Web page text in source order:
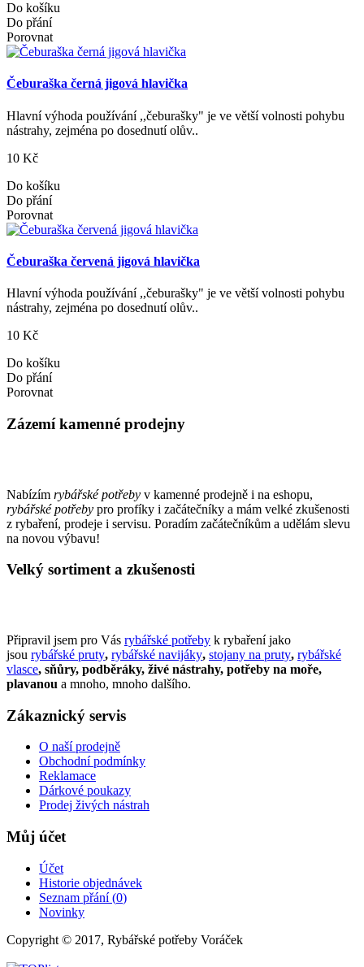
Do košíku
Do přání
Porovnat
Čeburaška černá jigová hlavička
Hlavní výhoda používání ,,čeburašky" je ve větší volnosti pohybu
nástrahy, zejména po dosednutí olův..
10 Kč
Do košíku
Do přání
Porovnat
Čeburaška červená jigová hlavička
Hlavní výhoda používání ,,čeburašky" je ve větší volnosti pohybu
nástrahy, zejména po dosednutí olův..
10 Kč
Do košíku
Do přání
Porovnat
Zázemí kamenné prodejny
Nabízím rybářské potřeby v kamenné prodejně i na eshopu,
rybářské potřeby pro profíky i začátečníky a mám velké zkušenosti
z rybaření, prodeje i servisu. Poradím začátečníkům a udělám slevu
na novou výbavu!
Velký sortiment a zkušenosti
Připravil jsem pro Vás rybářské potřeby k rybaření jako
jsou rybářské pruty, rybářské navijáky, stojany na pruty, rybářské
vlasce, sňůry, podběráky, živé nástrahy, potřeby na moře,
plavanou a mnoho, mnoho dalšího.
Zákaznický servis
O naší prodejně
Obchodní podmínky
Reklamace
Dárkové poukazy
Prodej živých nástrah
Můj účet
Účet
Historie objednávek
Seznam přání (0)
Novinky
Copyright © 2017, Rybářské potřeby Voráček